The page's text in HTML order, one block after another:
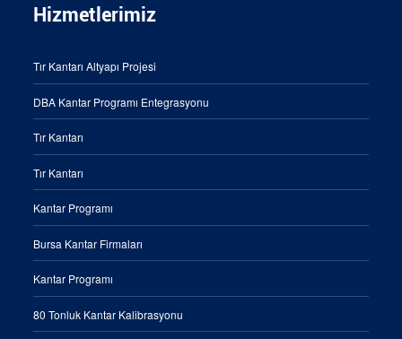
Hizmetlerimiz
Tır Kantarı Altyapı Projesi
DBA Kantar Programı Entegrasyonu
Tır Kantarı
Tır Kantarı
Kantar Programı
Bursa Kantar Firmaları
Kantar Programı
80 Tonluk Kantar Kalibrasyonu